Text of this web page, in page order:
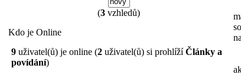
(3 vzhledů)
Kdo je Online
9 uživatel(ů) je online (2 uživatel(ů) si prohlížíČlánky a
povídání)